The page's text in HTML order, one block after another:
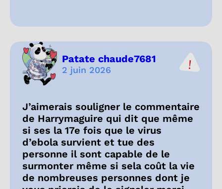
Patate chaude7681
2 juin 2026
J’aimerais souligner le commentaire
de Harrymaguire qui dit que même
si ses la 17e fois que le virus
d’ebola survient et tue des
personne il sont capable de le
surmonter même si sela coût la vie
de nombreuses personnes dont je